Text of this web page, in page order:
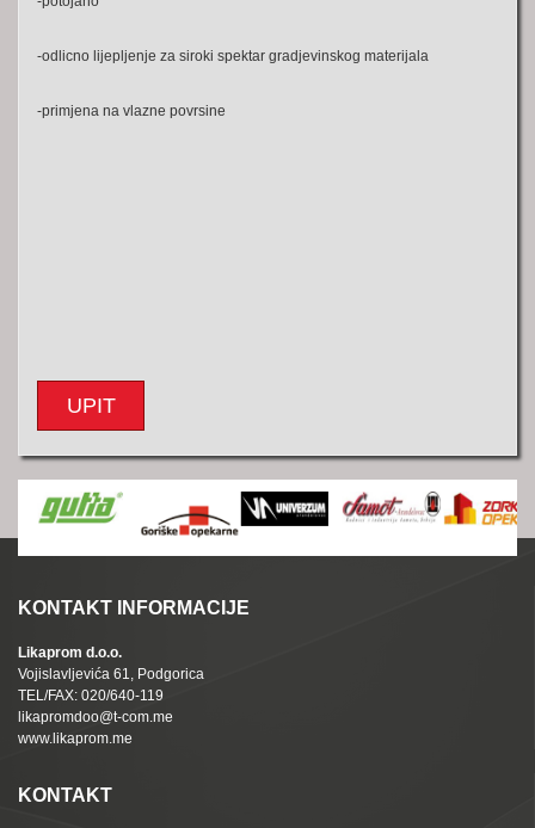
-odlicno lijepljenje za siroki spektar gradjevinskog materijala
-primjena na vlazne povrsine
UPIT
KONTAKT INFORMACIJE
Likaprom d.o.o.
Vojislavljevića 61, Podgorica
TEL/FAX: 020/640-119
likapromdoo@t-com.me
www.likaprom.me
KONTAKT